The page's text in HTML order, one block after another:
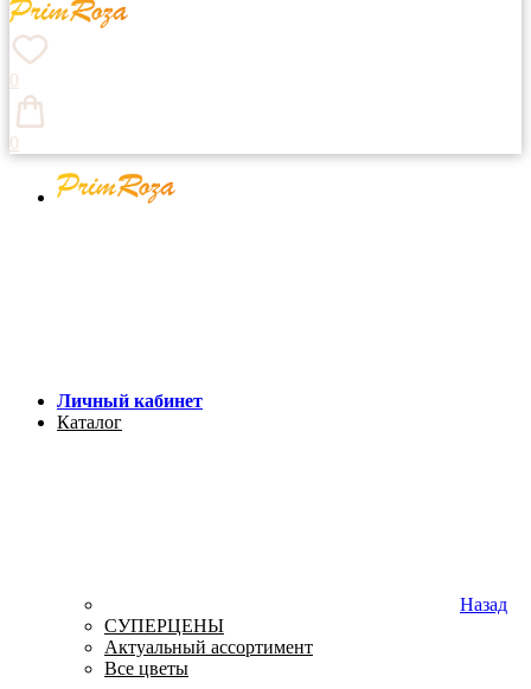
0
0
Личный кабинет
Каталог
Назад
СУПЕРЦЕНЫ
Актуальный ассортимент
Все цветы